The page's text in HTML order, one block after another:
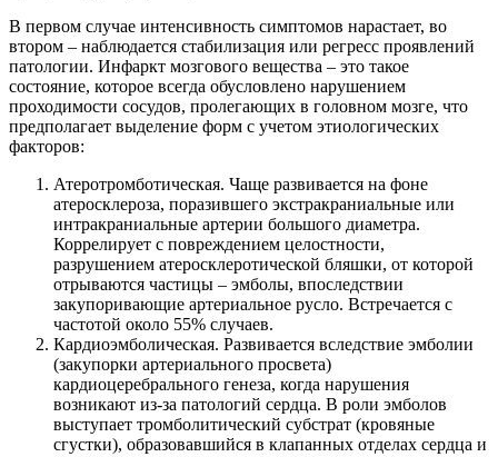
В первом случае интенсивность симптомов нарастает, во
втором – наблюдается стабилизация или регресс проявлений
патологии. Инфаркт мозгового вещества – это такое
состояние, которое всегда обусловлено нарушением
проходимости сосудов, пролегающих в головном мозге, что
предполагает выделение форм с учетом этиологических
факторов:
Атеротромботическая. Чаще развивается на фоне
атеросклероза, поразившего экстракраниальные или
интракраниальные артерии большого диаметра.
Коррелирует с повреждением целостности,
разрушением атеросклеротической бляшки, от которой
отрываются частицы – эмболы, впоследствии
закупоривающие артериальное русло. Встречается с
частотой около 55% случаев.
Кардиоэмболическая. Развивается вследствие эмболии
(закупорки артериального просвета)
кардиоцеребрального генеза, когда нарушения
возникают из-за патологий сердца. В роли эмболов
выступает тромболитический субстрат (кровяные
сгустки), образовавшийся в клапанных отделах сердца и